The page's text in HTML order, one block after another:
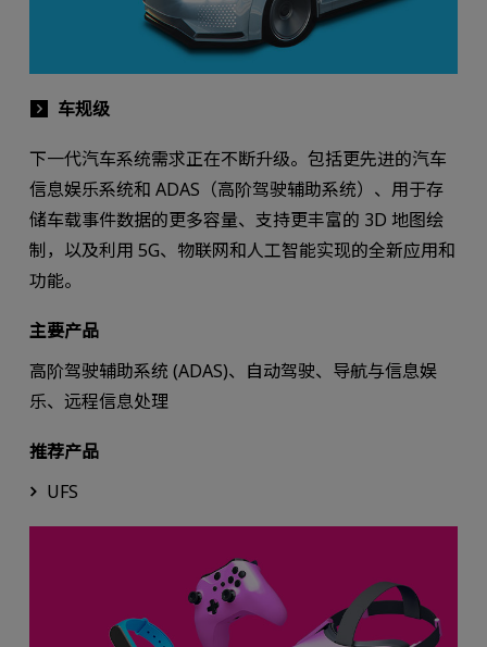
车规级
下一代汽车系统需求正在不断升级。包括更先进的汽车
信息娱乐系统和 ADAS（高阶驾驶辅助系统）、用于存
储车载事件数据的更多容量、支持更丰富的 3D 地图绘
制，以及利用 5G、物联网和人工智能实现的全新应用和
功能。
主要产品
高阶驾驶辅助系统 (ADAS)、自动驾驶、导航与信息娱
乐、远程信息处理
推荐产品
UFS